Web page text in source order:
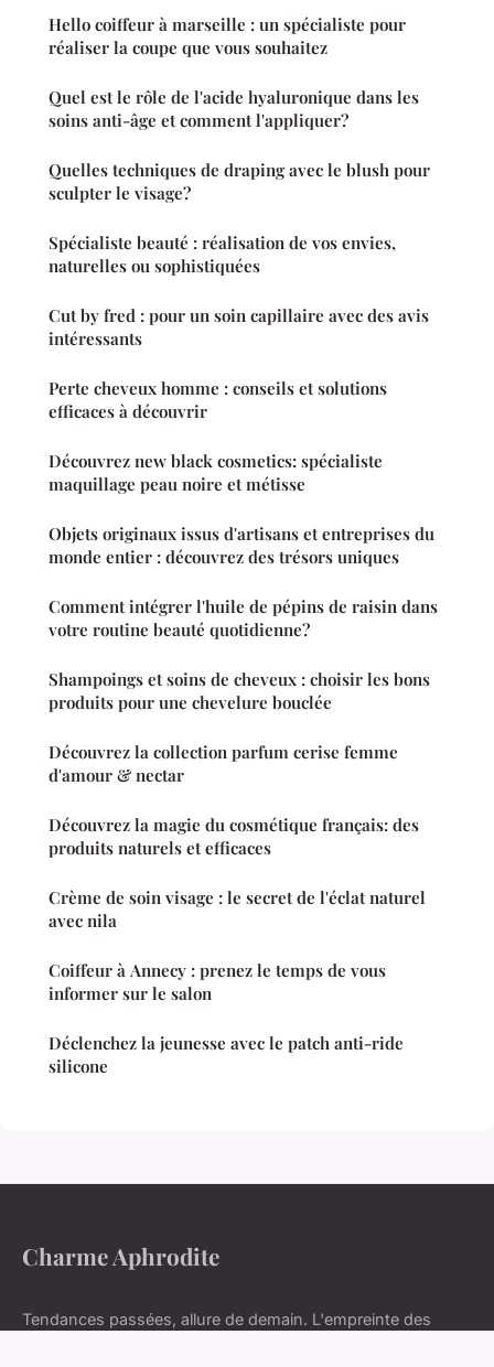
Hello coiffeur à marseille : un spécialiste pour
réaliser la coupe que vous souhaitez
Quel est le rôle de l'acide hyaluronique dans les
soins anti-âge et comment l'appliquer?
Quelles techniques de draping avec le blush pour
sculpter le visage?
Spécialiste beauté : réalisation de vos envies,
naturelles ou sophistiquées
Cut by fred : pour un soin capillaire avec des avis
intéressants
Perte cheveux homme : conseils et solutions
efficaces à découvrir
Découvrez new black cosmetics: spécialiste
maquillage peau noire et métisse
Objets originaux issus d'artisans et entreprises du
monde entier : découvrez des trésors uniques
Comment intégrer l'huile de pépins de raisin dans
votre routine beauté quotidienne?
Shampoings et soins de cheveux : choisir les bons
produits pour une chevelure bouclée
Découvrez la collection parfum cerise femme
d'amour & nectar
Découvrez la magie du cosmétique français: des
produits naturels et efficaces
Crème de soin visage : le secret de l'éclat naturel
avec nila
Coiffeur à Annecy : prenez le temps de vous
informer sur le salon
Déclenchez la jeunesse avec le patch anti-ride
silicone
Charme Aphrodite
Tendances passées, allure de demain. L'empreinte des